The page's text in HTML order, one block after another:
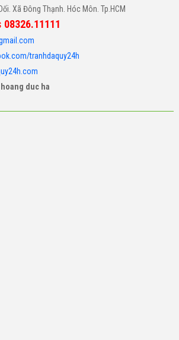
Xã Đông Thạnh. Hóc Môn. Tp.HCM
08326.11111
tranhdaquy24h
duc ha